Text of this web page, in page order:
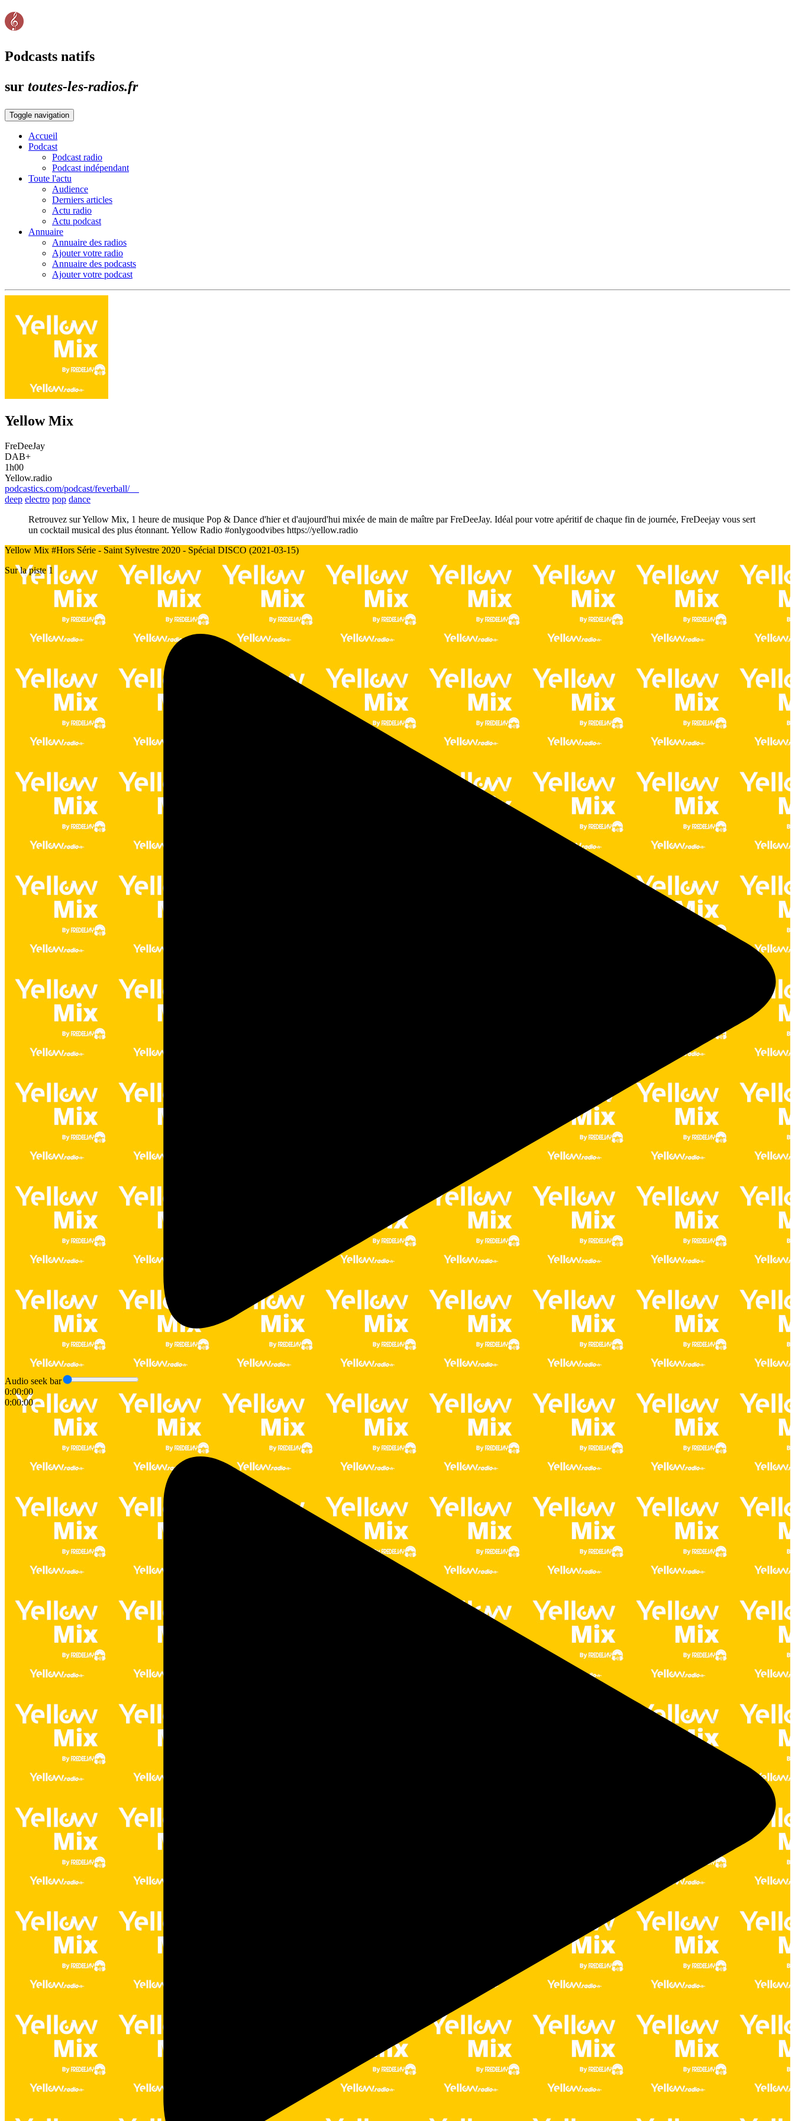
Podcasts natifs
sur toutes-les-radios.fr
Toggle navigation
Accueil
Podcast
Podcast radio
Podcast indépendant
Toute l'actu
Audience
Derniers articles
Actu radio
Actu podcast
Annuaire
Annuaire des radios
Ajouter votre radio
Annuaire des podcasts
Ajouter votre podcast
Yellow Mix
FreDeeJay
DAB+
1h00
Yellow.radio
podcastics.com/podcast/feverball/
deep electro pop dance
Retrouvez sur Yellow Mix, 1 heure de musique Pop & Dance d'hier et d'aujourd'hui mixée de main de maître par FreDeeJay. Idéal pour votre apéritif de chaque fin de journée, FreDeejay vous sert
un cocktail musical des plus étonnant. Yellow Radio #onlygoodvibes https://yellow.radio
Yellow Mix #Hors Série - Saint Sylvestre 2020 - Spécial DISCO (2021-03-15)
Sur la piste 1
Audio seek bar
0:00:00
0:00:00